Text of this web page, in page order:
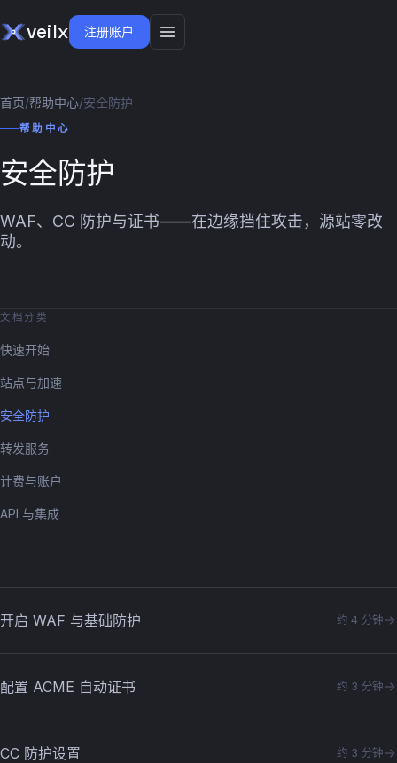
veilx 注册账户
首页/帮助中心/安全防护
帮助中心
安全防护
WAF、CC 防护与证书——在边缘挡住攻击，源站零改
动。
文档分类
快速开始
站点与加速
安全防护
转发服务
计费与账户
API 与集成
开启 WAF 与基础防护 约 4 分钟
配置 ACME 自动证书 约 3 分钟
CC 防护设置 约 3 分钟